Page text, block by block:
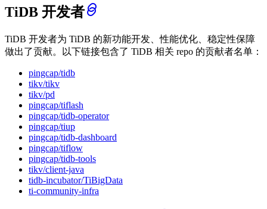
TiDB 开发者
TiDB 开发者为 TiDB 的新功能开发、性能优化、稳定性保障
做出了贡献。以下链接包含了 TiDB 相关 repo 的贡献者名单：
pingcap/tidb
tikv/tikv
tikv/pd
pingcap/tiflash
pingcap/tidb-operator
pingcap/tiup
pingcap/tidb-dashboard
pingcap/tiflow
pingcap/tidb-tools
tikv/client-java
tidb-incubator/TiBigData
ti-community-infra